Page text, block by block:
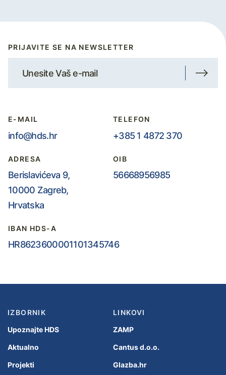
PRIJAVITE SE NA NEWSLETTER
E-MAIL
info@hds.hr
TELEFON
+385 1 4872 370
ADRESA
Berislavićeva 9,
10000 Zagreb,
Hrvatska
OIB
56668956985
IBAN HDS-A
HR8623600001101345746
IZBORNIK
Upoznajte HDS
Aktualno
Projekti
LINKOVI
ZAMP
Cantus d.o.o.
Glazba.hr